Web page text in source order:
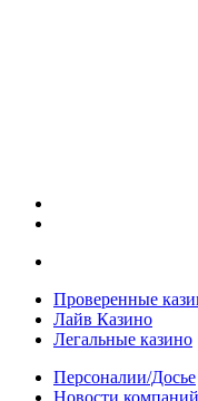
Проверенные
Лайв Казино
Легальные казино
Персоналии/Досье
Новости компаний